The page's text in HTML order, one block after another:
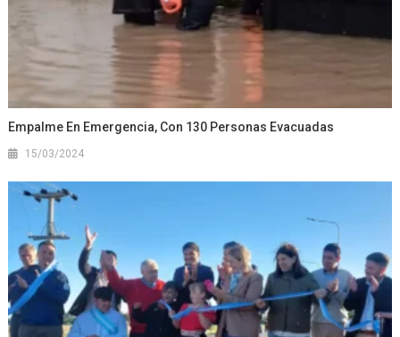
Empalme En Emergencia, Con 130 Personas Evacuadas
15/03/2024